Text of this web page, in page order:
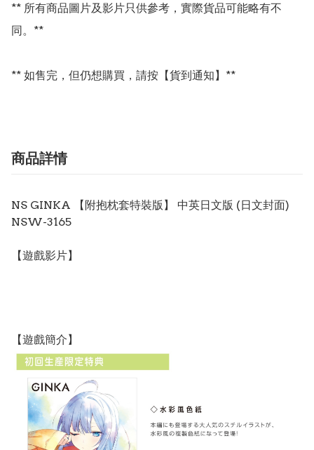
** 所有商品圖片及影片只供參考，實際貨品可能略有不
同。**
** 如售完，但仍想購買，請按【貨到通知】**
商品詳情
NS GINKA 【附抱枕套特裝版】 中英日文版 (日文封面)
NSW-3165
【遊戲影片】
【遊戲簡介】